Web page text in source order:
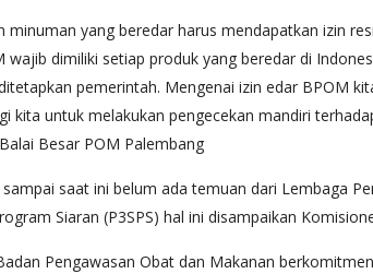
minuman yang beredar harus mendapatkan izin
wajib dimiliki setiap produk yang beredar di
pemerintah. Mengenai izin edar BPOM
kita untuk melakukan pengecekan mandiri
Besar POM Palembang
saat ini belum ada temuan dari Lembaga
Siaran (P3SPS) hal ini disampaikan
Pengawasan Obat dan Makanan